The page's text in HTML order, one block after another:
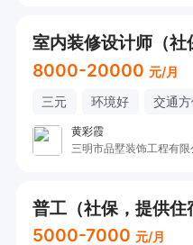
室内装修设计师（
8000-20000 元/月
三元 环境好 交通
黄彩霞
三明市品墅装饰工程有限
普工（社保，提供住
5000-7000 元/月